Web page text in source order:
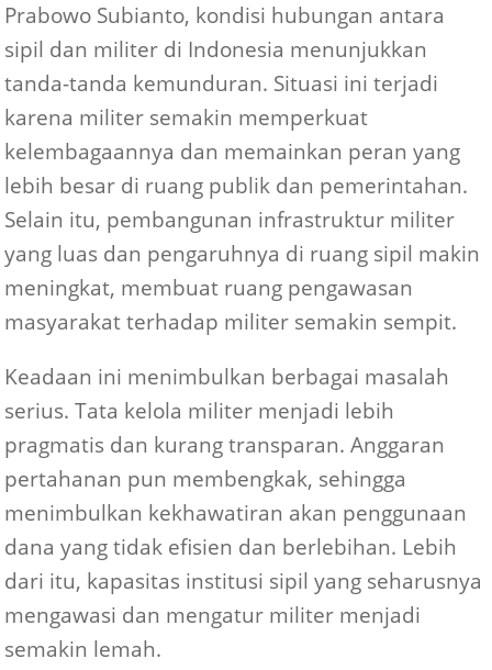
Prabowo Subianto, kondisi hubungan antara
sipil dan militer di Indonesia menunjukkan
tanda-tanda kemunduran. Situasi ini terjadi
karena militer semakin memperkuat
kelembagaannya dan memainkan peran yang
lebih besar di ruang publik dan pemerintahan.
Selain itu, pembangunan infrastruktur militer
yang luas dan pengaruhnya di ruang sipil makin
meningkat, membuat ruang pengawasan
masyarakat terhadap militer semakin sempit.
Keadaan ini menimbulkan berbagai masalah
serius. Tata kelola militer menjadi lebih
pragmatis dan kurang transparan. Anggaran
pertahanan pun membengkak, sehingga
menimbulkan kekhawatiran akan penggunaan
dana yang tidak efisien dan berlebihan. Lebih
dari itu, kapasitas institusi sipil yang seharusnya
mengawasi dan mengatur militer menjadi
semakin lemah.